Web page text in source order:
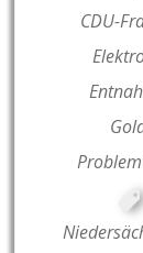
CDU-